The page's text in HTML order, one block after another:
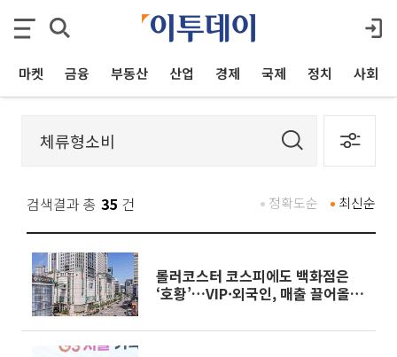
마켓 금융 부동산 산업 경제 국제 정치 사회
검색결과 총 35 건 최신순
정확도순
롤러코스터 코스피에도 백화점은
‘호황’…VIP·외국인, 매출 끌어올렸